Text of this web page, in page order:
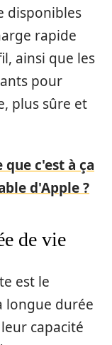
disponibles
rapide
ainsi que les
pour
plus sûre et
que c'est à ça
d'Apple ?
de vie
est le
longue durée
capacité